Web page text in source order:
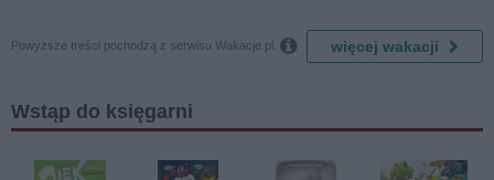
Powyższe treści pochodzą z serwisu Wakacje.pl.  więcej wakacji
Wstąp do księgarni